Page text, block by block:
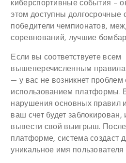
киберспортивные события –
этом доступны долгосрочные
победители чемпионатов,
соревнований, лучшие
Если вы соответствуете всем
вышеперечисленным
— у вас не возникнет проблем
использованием платформы.
нарушения основных правил
ваш счет будет
вывести свой выигрыш.
платформе, система создаст
уникальное имя